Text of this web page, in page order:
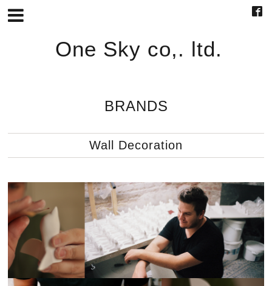
One Sky co,. ltd.
BRANDS
Wall Decoration